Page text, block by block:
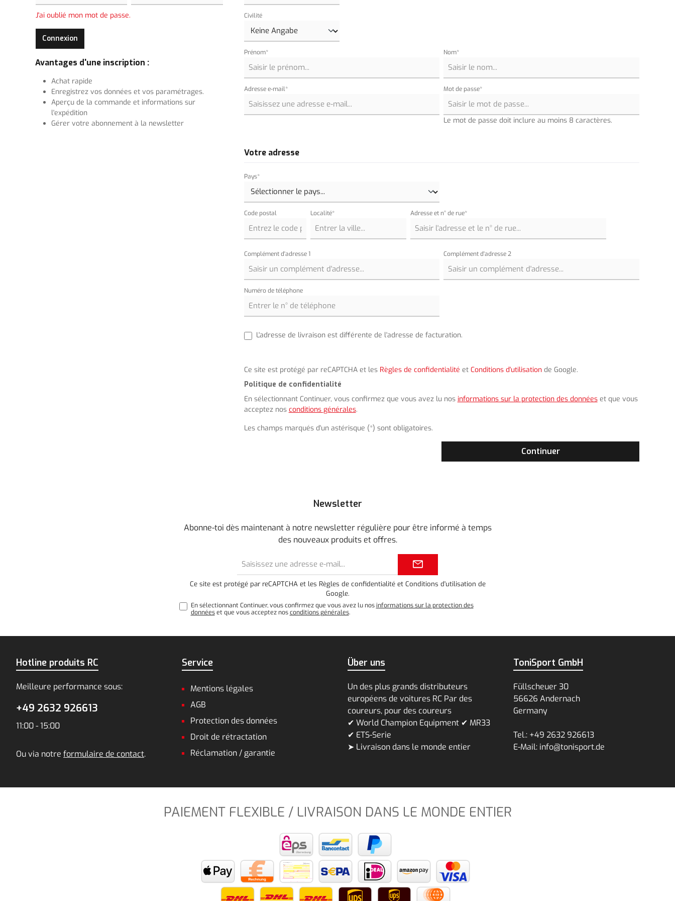
J'ai oublié mon mot de passe.
Connexion
Avantages d'une inscription :
Achat rapide
Enregistrez vos données et vos paramétrages.
Aperçu de la commande et informations sur
l'expédition
Gérer votre abonnement à la newsletter
Civilité
Prénom* Nom*
Adresse e-mail* Mot de passe*
Le mot de passe doit inclure au moins 8 caractères.
Votre adresse
Pays*
Code postal Localité* Adresse et n° de rue*
Complément d'adresse 1 Complément d'adresse 2
Numéro de téléphone
L'adresse de livraison est différente de l'adresse de facturation.
Ce site est protégé par reCAPTCHA et les Règles de confidentialité et Conditions d'utilisationde Google.
Politique de confidentialité
En sélectionnant Continuer, vous confirmez que vous avez lu nos informations sur la protection des donnéeset que vous
acceptez nos conditions générales.
Les champs marqués d'un astérisque (*) sont obligatoires.
Continuer
Newsletter
Abonne-toi dès maintenant à notre newsletter régulière pour être informé à temps
des nouveaux produits et offres.
e-
Ce site est protégé par reCAPTCHA et les Règles de confidentialitéet Conditions d'utilisation de
Google.
En sélectionnant Continuer, vous confirmez que vous avez lu nosinformations sur la protection des
donnéeset que vous acceptez nosconditions générales.
Hotline produits RC
Meilleure performance sous:
+49 2632 926613
11:00 - 15:00
Ou via notre formulaire de contact.
Service
Mentions légales
AGB
Protection des données
Droit de rétractation
Réclamation / garantie
Über uns
Un des plus grands distributeurs
européens de voitures RC Par des
coureurs, pour des coureurs
✔ World Champion Equipment ✔ MR33
✔ ETS-Serie
➤ Livraison dans le monde entier
ToniSport GmbH
Füllscheuer 30
56626 Andernach
Germany
Tel.: +49 2632 926613
E-Mail: info@tonisport.de
PAIEMENT FLEXIBLE / LIVRAISON DANS LE MONDE ENTIER